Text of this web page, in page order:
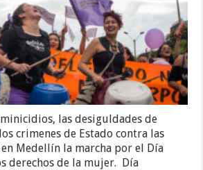
las desiguldades de
crimenes de Estado contra las
Medellín la marcha por el Día
derechos de la mujer. Día